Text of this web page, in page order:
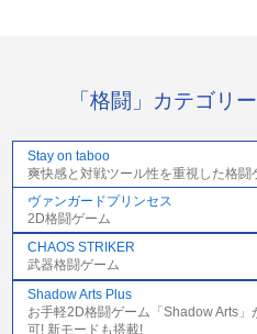
「格闘」カテゴリ
Stay on taboo
爽快感と対戦ツール性を重視した格闘
ヴァンガードプリンセス
2D格闘ゲーム
CHAOS STRIKER
武器格闘ゲーム
Shadow Arts Plus
お手軽2D格闘ゲーム「Shadow Arts」
可! 新モードも搭載!